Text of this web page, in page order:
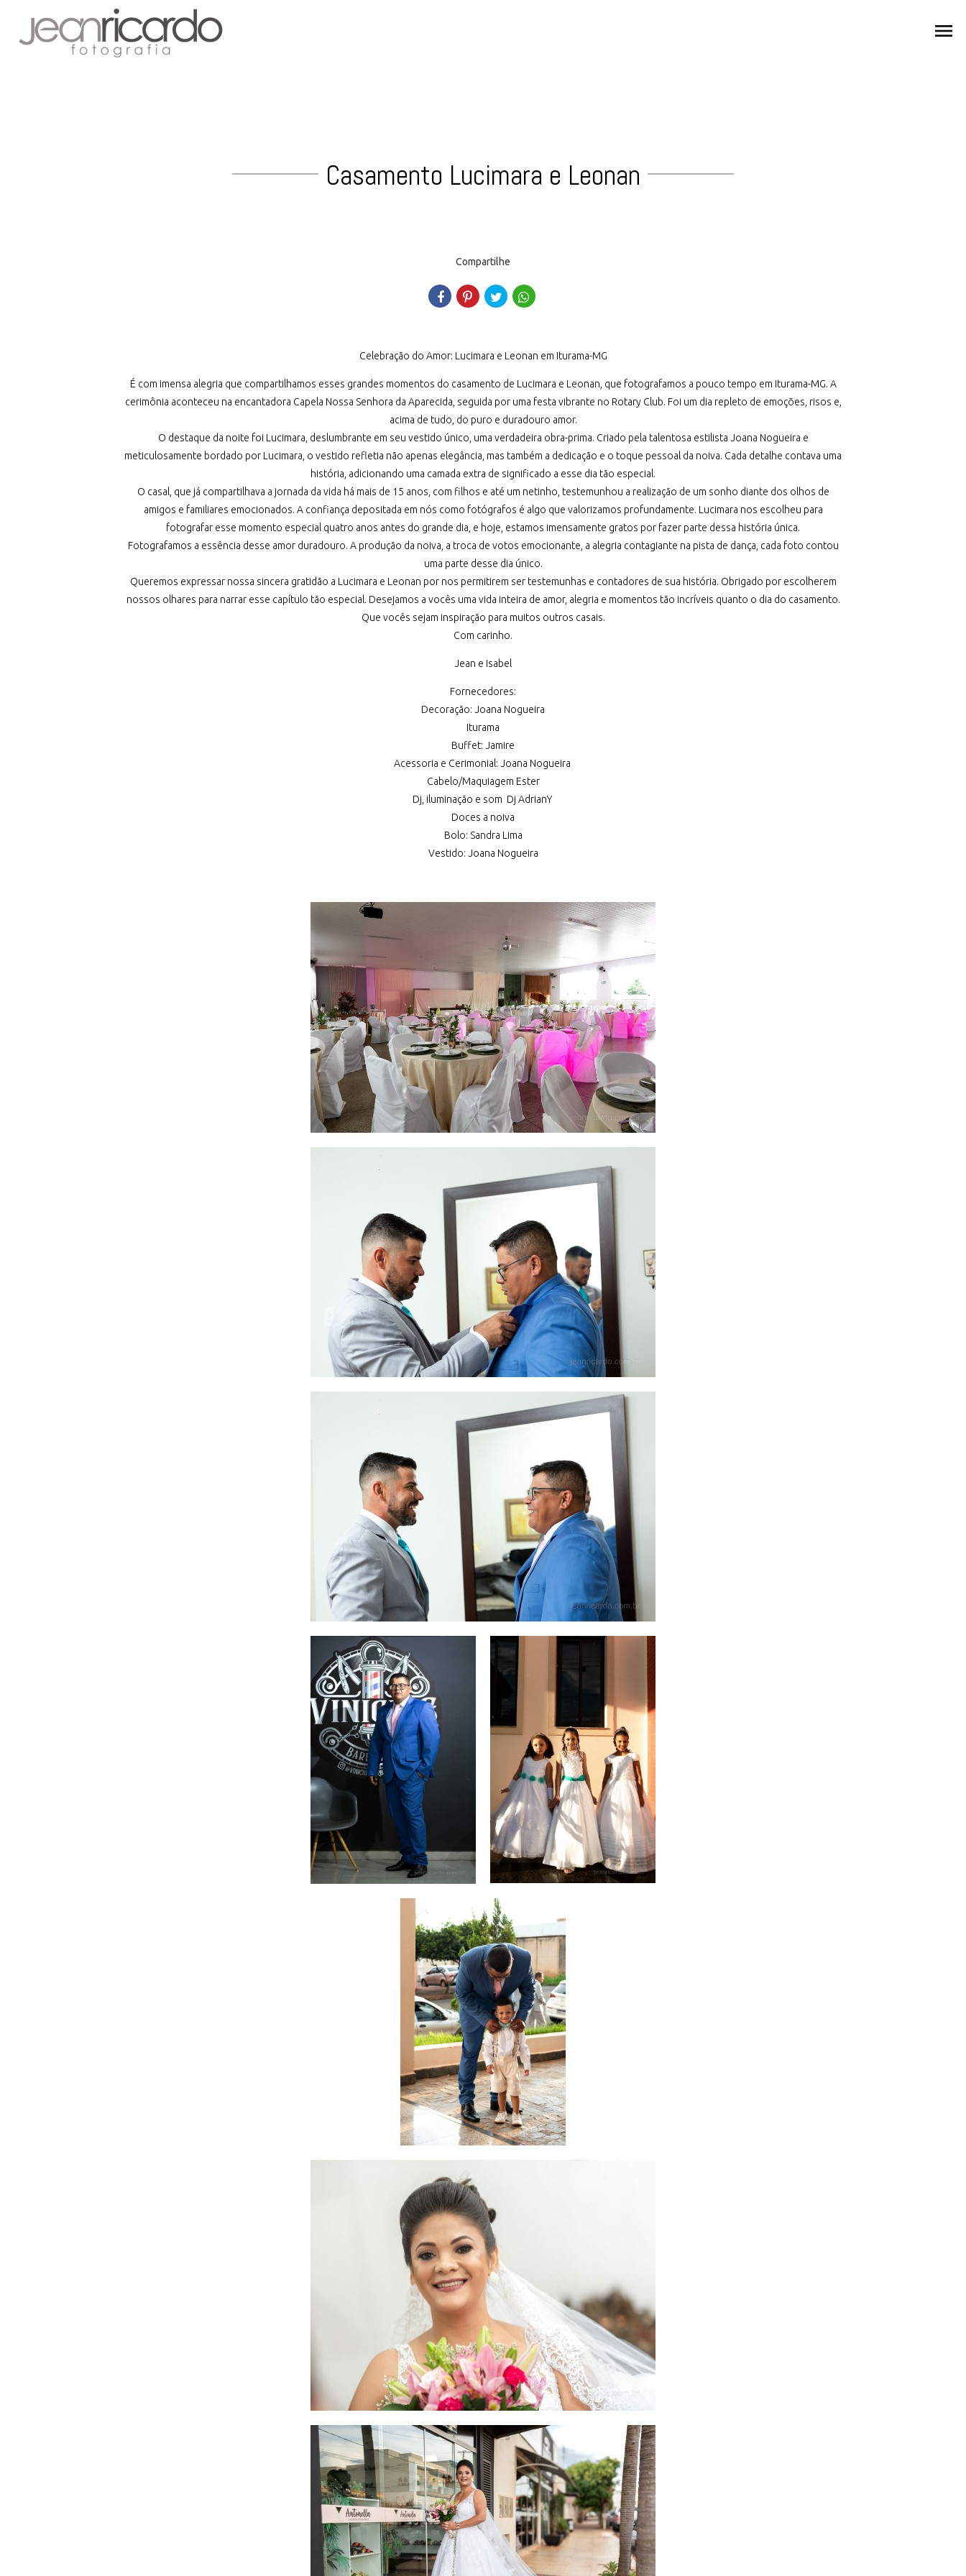
menu
Casamento Lucimara e Leonan
Compartilhe
Celebração do Amor: Lucimara e Leonan em Iturama-MG
É com imensa alegria que compartilhamos esses grandes momentos do casamento de Lucimara e Leonan, que fotografamos a pouco tempo em Iturama-MG. A
cerimônia aconteceu na encantadora Capela Nossa Senhora da Aparecida, seguida por uma festa vibrante no Rotary Club. Foi um dia repleto de emoções, risos e,
acima de tudo, do puro e duradouro amor.
O destaque da noite foi Lucimara, deslumbrante em seu vestido único, uma verdadeira obra-prima. Criado pela talentosa estilista Joana Nogueira e
meticulosamente bordado por Lucimara, o vestido refletia não apenas elegância, mas também a dedicação e o toque pessoal da noiva. Cada detalhe contava uma
história, adicionando uma camada extra de significado a esse dia tão especial.
O casal, que já compartilhava a jornada da vida há mais de 15 anos, com filhos e até um netinho, testemunhou a realização de um sonho diante dos olhos de
amigos e familiares emocionados. A confiança depositada em nós como fotógrafos é algo que valorizamos profundamente. Lucimara nos escolheu para
fotografar esse momento especial quatro anos antes do grande dia, e hoje, estamos imensamente gratos por fazer parte dessa história única.
Fotografamos a essência desse amor duradouro. A produção da noiva, a troca de votos emocionante, a alegria contagiante na pista de dança, cada foto contou
uma parte desse dia único.
Queremos expressar nossa sincera gratidão a Lucimara e Leonan por nos permitirem ser testemunhas e contadores de sua história. Obrigado por escolherem
nossos olhares para narrar esse capítulo tão especial. Desejamos a vocês uma vida inteira de amor, alegria e momentos tão incríveis quanto o dia do casamento.
Que vocês sejam inspiração para muitos outros casais.
Com carinho.
Jean e Isabel
Fornecedores:
Decoração: Joana Nogueira
Iturama
Buffet: Jamire
Acessoria e Cerimonial: Joana Nogueira
Cabelo/Maquiagem Ester
Dj, iluminação e som Dj AdrianY
Doces a noiva
Bolo: Sandra Lima
Vestido: Joana Nogueira